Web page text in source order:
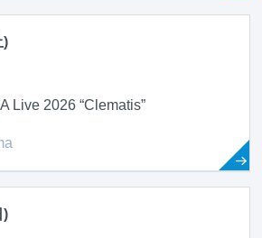
)
Live 2026 “Clematis”
)